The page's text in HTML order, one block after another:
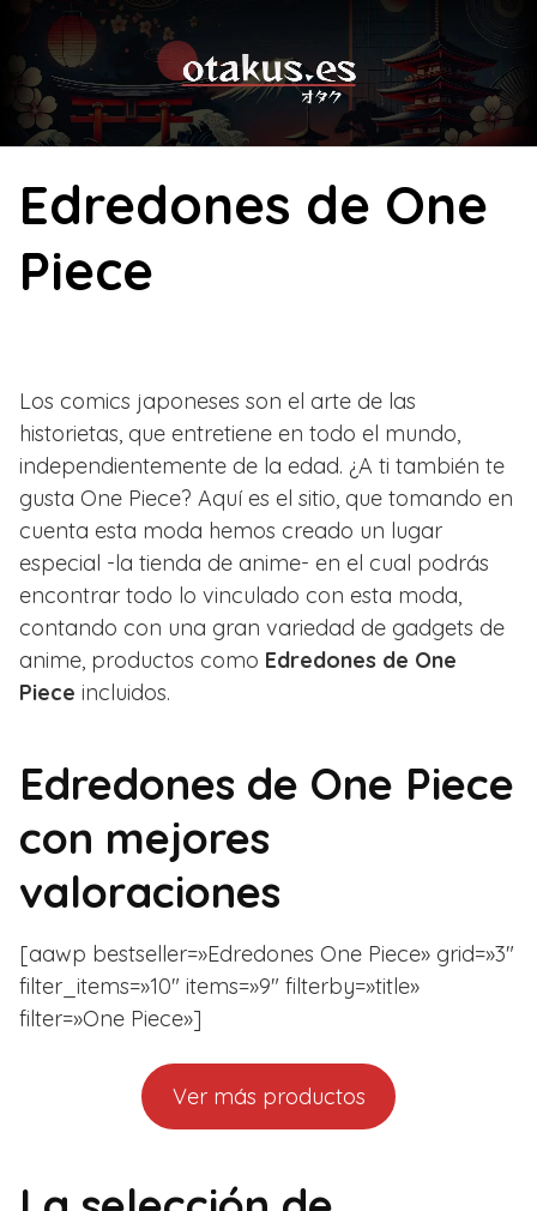
content
Edredones de One
Piece
Los comics japoneses son el arte de las
historietas, que entretiene en todo el mundo,
independientemente de la edad. ¿A ti también te
gusta One Piece? Aquí es el sitio, que tomando en
cuenta esta moda hemos creado un lugar
especial -la tienda de anime- en el cual podrás
encontrar todo lo vinculado con esta moda,
contando con una gran variedad de gadgets de
anime, productos como Edredones de One
Piece incluidos.
Edredones de One Piece
con mejores
valoraciones
[aawp bestseller=»Edredones One Piece» grid=»3″
filter_items=»10″ items=»9″ filterby=»title»
filter=»One Piece»]
Ver más productos